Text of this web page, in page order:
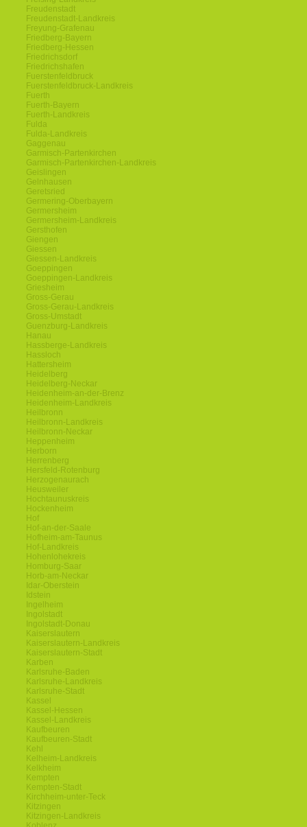
Freudenstadt
Freudenstadt-Landkreis
Freyung-Grafenau
Friedberg-Bayern
Friedberg-Hessen
Friedrichsdorf
Friedrichshafen
Fuerstenfeldbruck
Fuerstenfeldbruck-Landkreis
Fuerth
Fuerth-Bayern
Fuerth-Landkreis
Fulda
Fulda-Landkreis
Gaggenau
Garmisch-Partenkirchen
Garmisch-Partenkirchen-Landkreis
Geislingen
Gelnhausen
Geretsried
Germering-Oberbayern
Germersheim
Germersheim-Landkreis
Gersthofen
Giengen
Giessen
Giessen-Landkreis
Goeppingen
Goeppingen-Landkreis
Griesheim
Gross-Gerau
Gross-Gerau-Landkreis
Gross-Umstadt
Guenzburg-Landkreis
Hanau
Hassberge-Landkreis
Hassloch
Hattersheim
Heidelberg
Heidelberg-Neckar
Heidenheim-an-der-Brenz
Heidenheim-Landkreis
Heilbronn
Heilbronn-Landkreis
Heilbronn-Neckar
Heppenheim
Herborn
Herrenberg
Hersfeld-Rotenburg
Herzogenaurach
Heusweiler
Hochtaunuskreis
Hockenheim
Hof
Hof-an-der-Saale
Hofheim-am-Taunus
Hof-Landkreis
Hohenlohekreis
Homburg-Saar
Horb-am-Neckar
Idar-Oberstein
Idstein
Ingelheim
Ingolstadt
Ingolstadt-Donau
Kaiserslautern
Kaiserslautern-Landkreis
Kaiserslautern-Stadt
Karben
Karlsruhe-Baden
Karlsruhe-Landkreis
Karlsruhe-Stadt
Kassel
Kassel-Hessen
Kassel-Landkreis
Kaufbeuren
Kaufbeuren-Stadt
Kehl
Kelheim-Landkreis
Kelkheim
Kempten
Kempten-Stadt
Kirchheim-unter-Teck
Kitzingen
Kitzingen-Landkreis